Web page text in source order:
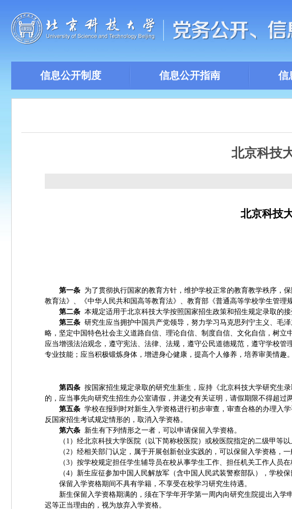
信息公开制度 信息公开指南 信
北京科技
北京科技
第一条
为了贯彻执行国家的教育方针，维护学校正常的教育教学秩序，
教育法》、《中华人民共和国高等教育法》、教育部《普通高等学校学生管理
第二条 本规定适用于北京科技大学按照国家招生政策和招生规定录取的
第三条 研究生应当拥护中国共产党领导，努力学习马克思列宁主义、毛
略，坚定中国特色社会主义道路自信、理论自信、制度自信、文化自信，树
应当增强法治观念，遵守宪法、法律、法规，遵守公民道德规范，遵守学校
专业技能；应当积极锻炼身体，增进身心健康，提高个人修养，培养审美情趣。
第四条 按国家招生规定录取的研究生新生，应持《北京科技大学研究生
的，应当事先向研究生招生办公室请假，并递交有关证明，请假期限不得超
第五条 学校在报到时对新生入学资格进行初步审查，审查合格的办理入
反国家招生考试规定情形的，取消入学资格。
第六条
新生有下列情形之一者，可以申请保留入学资格。
（ 1 ）经北京科技大学医院（以下简称校医院）或校医院指定的二级甲等
（2）经相关部门认定，属于开展创新创业实践的，可以保留入学资格，一
（3）按学校规定担任学生辅导员在校从事学生工作、担任机关工作人员
（4）新生应征参加中国人民解放军（含中国人民武装警察部队），学校保
保留入学资格期间不具有学籍，不享受在校学习研究生待遇。
新生保留入学资格期满的，须在下学年开学第一周内向研究生院提出入
迟等正当理由的，视为放弃入学资格。